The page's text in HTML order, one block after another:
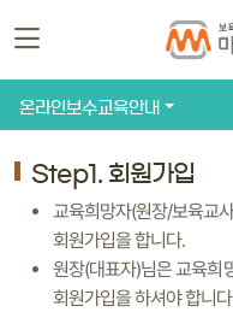
온라인보수교육안내
Step1. 회원가입
교육희망자(원장/보육교
회원가입을 합니다.
원장(대표자)님은 교육희
회원가입을 하셔야 합니